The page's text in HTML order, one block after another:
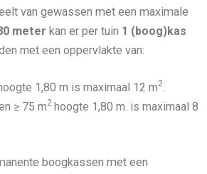
van gewassen met een maximale
meterkan er per tuin 1 (boog)kas
met een oppervlakte van:
1,80 m is maximaal 12 m2
≥ 75 m2hoogte 1,80 m. is maximaal 8
boogkassen met een